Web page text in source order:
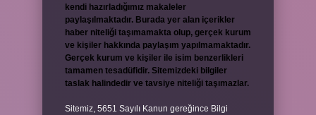
kendi hazırladığımız makaleler
paylaşılmaktadır. Burada yer alan içerikler
haber niteliği taşımamakta olup, gerçek kurum
ve kişiler hakkında paylaşım yapılmamaktadır.
Gerçek kurum ve kişiler ile isim benzerlikleri
tamamen tesadüfidir. Sitemizdeki bilgiler
taslak halindedir ve tavsiye niteliği taşımazlar.
Sitemiz, 5651 Sayılı Kanun gereğince Bilgi